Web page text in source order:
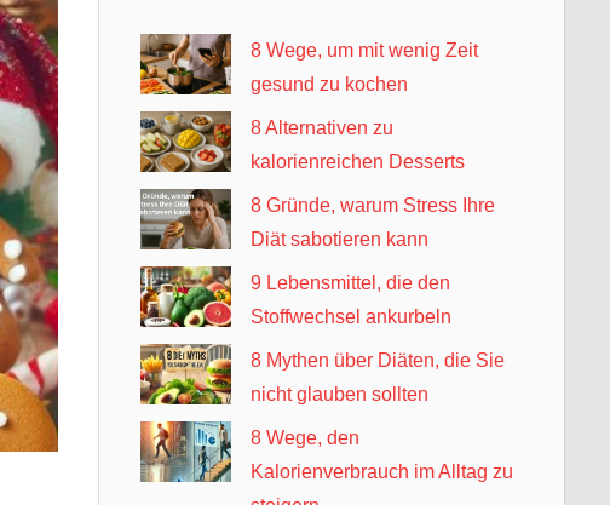
8 Wege, um mit wenig Zeit
gesund zu kochen
8 Alternativen zu
kalorienreichen Desserts
8 Gründe, warum Stress Ihre
Diät sabotieren kann
9 Lebensmittel, die den
Stoffwechsel ankurbeln
8 Mythen über Diäten, die Sie
nicht glauben sollten
8 Wege, den
Kalorienverbrauch im Alltag zu